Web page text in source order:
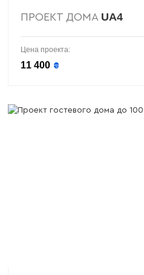
ПРОЕКТ ДОМА UA4
Цена проекта:
11 400 ₴